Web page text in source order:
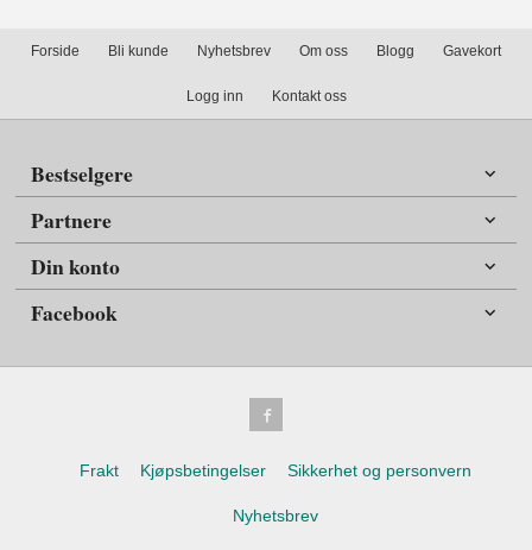
Forside Bli kunde Nyhetsbrev Om oss Blogg Gavekort
Logg inn Kontakt oss
Bestselgere
Partnere
Din konto
Facebook
Frakt Kjøpsbetingelser Sikkerhet og personvern
Nyhetsbrev